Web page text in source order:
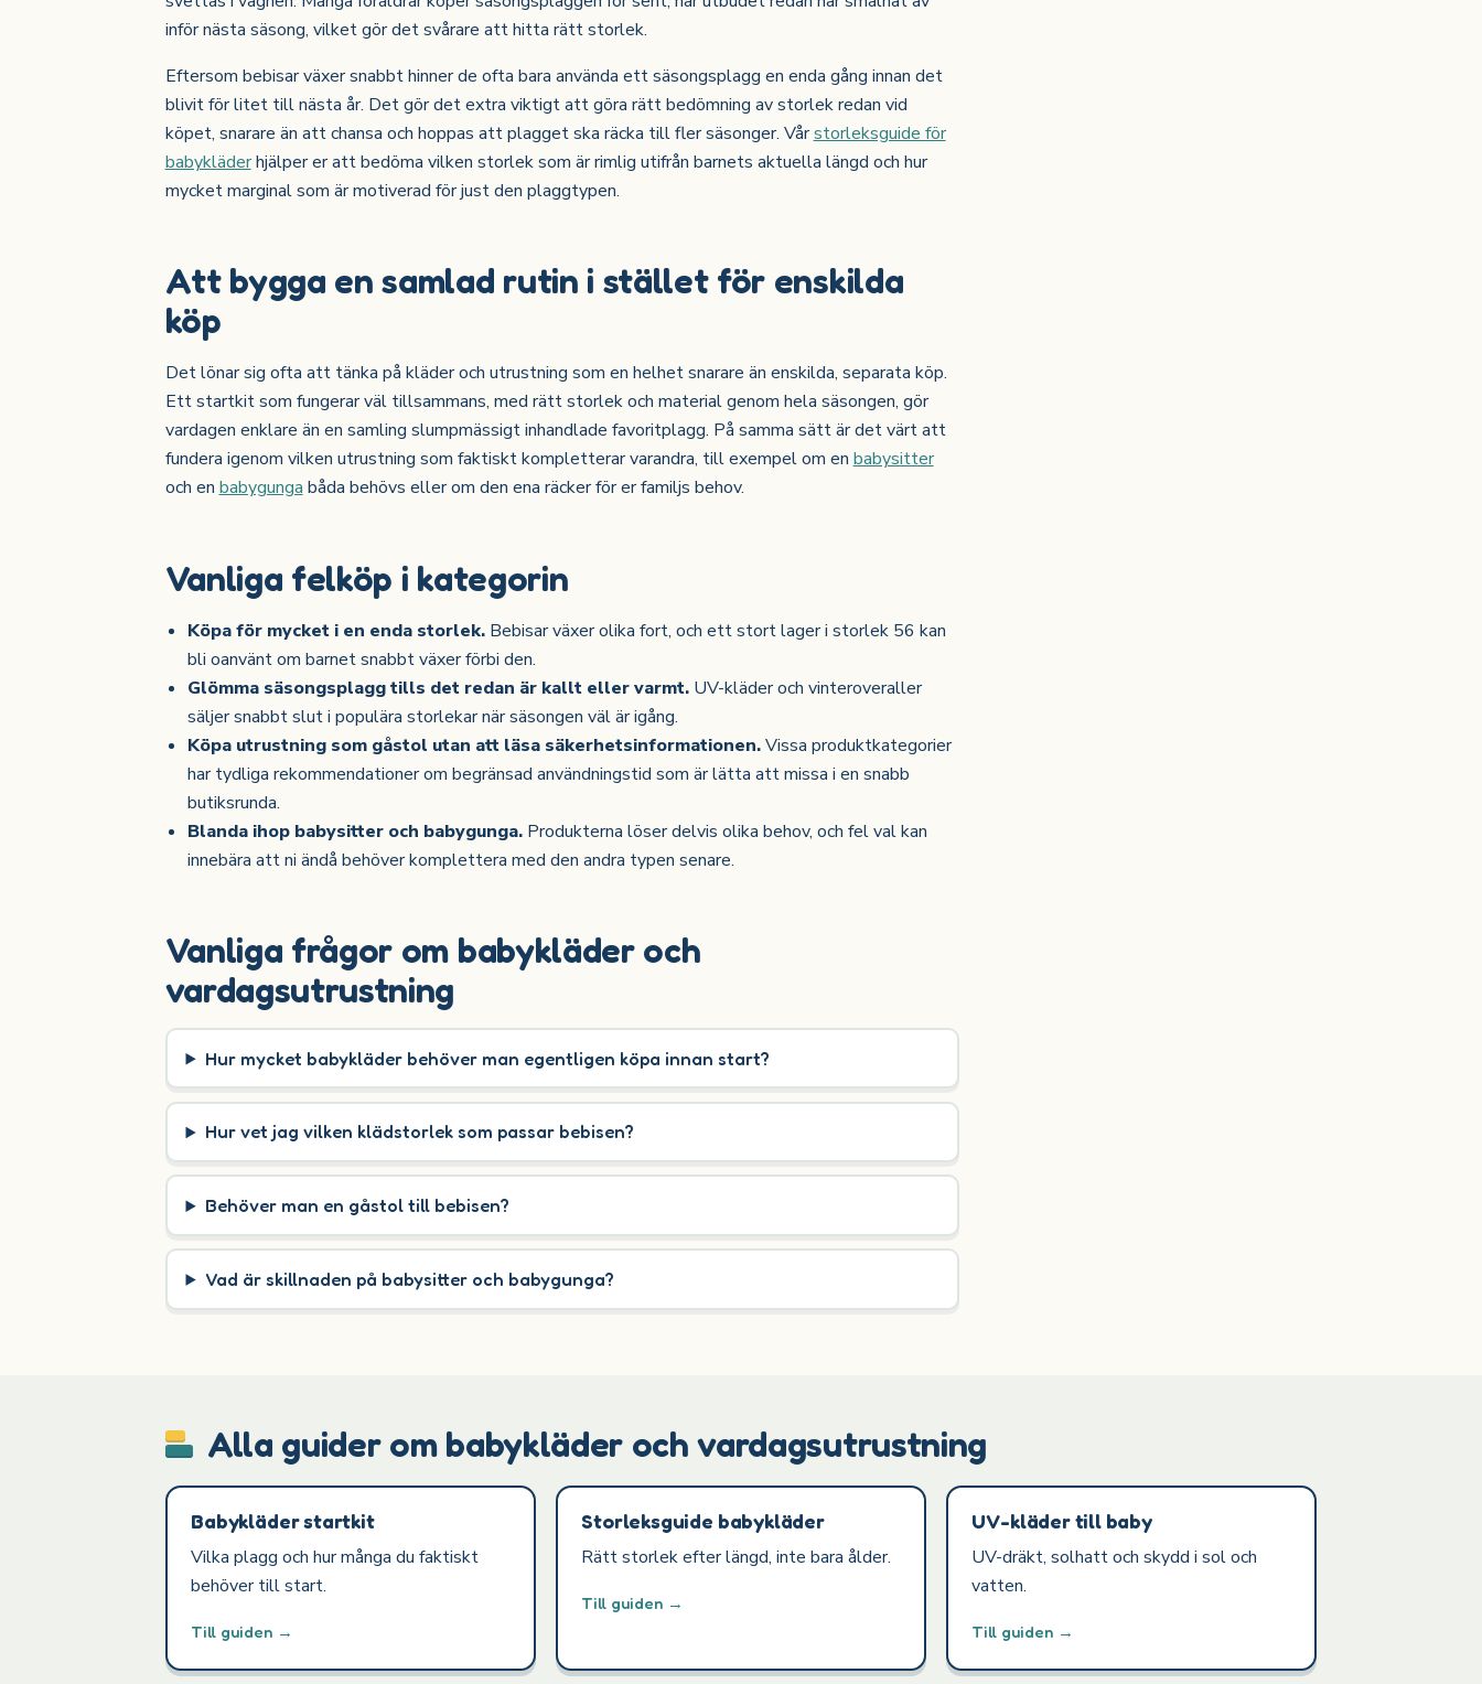
inför nästa säsong, vilket gör det svårare att hitta rätt storlek.
Eftersom bebisar växer snabbt hinner de ofta bara använda ett säsongsplagg en enda gång innan det
blivit för litet till nästa år. Det gör det extra viktigt att göra rätt bedömning av storlek redan vid
köpet, snarare än att chansa och hoppas att plagget ska räcka till fler säsonger. Vårstorleksguide för
babykläderhjälper er att bedöma vilken storlek som är rimlig utifrån barnets aktuella längd och hur
mycket marginal som är motiverad för just den plaggtypen.
Att bygga en samlad rutin i stället för enskilda
köp
Det lönar sig ofta att tänka på kläder och utrustning som en helhet snarare än enskilda, separata köp.
Ett startkit som fungerar väl tillsammans, med rätt storlek och material genom hela säsongen, gör
vardagen enklare än en samling slumpmässigt inhandlade favoritplagg. På samma sätt är det värt att
fundera igenom vilken utrustning som faktiskt kompletterar varandra, till exempel om enbabysitter
och enbabygungabåda behövs eller om den ena räcker för er familjs behov.
Vanliga felköp i kategorin
Köpa för mycket i en enda storlek. Bebisar växer olika fort, och ett stort lager i storlek 56 kan
bli oanvänt om barnet snabbt växer förbi den.
Glömma säsongsplagg tills det redan är kallt eller varmt. UV-kläder och vinteroveraller
säljer snabbt slut i populära storlekar när säsongen väl är igång.
Köpa utrustning som gåstol utan att läsa säkerhetsinformationen.Vissa produktkategorier
har tydliga rekommendationer om begränsad användningstid som är lätta att missa i en snabb
butiksrunda.
Blanda ihop babysitter och babygunga. Produkterna löser delvis olika behov, och fel val kan
innebära att ni ändå behöver komplettera med den andra typen senare.
Vanliga frågor om babykläder och
vardagsutrustning
Hur mycket babykläder behöver man egentligen köpa innan start?
Hur vet jag vilken klädstorlek som passar bebisen?
Behöver man en gåstol till bebisen?
Vad är skillnaden på babysitter och babygunga?
Alla guider om babykläder och vardagsutrustning
Babykläder startkit
Vilka plagg och hur många du faktiskt
behöver till start.
Till guiden →
Storleksguide babykläder
Rätt storlek efter längd, inte bara ålder.
Till guiden →
UV-kläder till baby
UV-dräkt, solhatt och skydd i sol och
vatten.
Till guiden →